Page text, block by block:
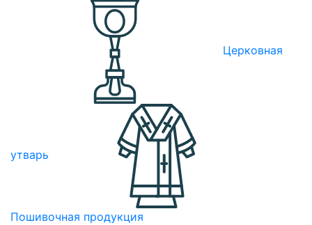
Церковная
утварь
Пошивочная продукция